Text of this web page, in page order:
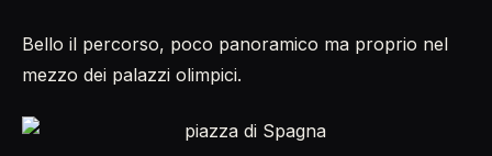
Bello il percorso, poco panoramico ma proprio nel
mezzo dei palazzi olimpici.